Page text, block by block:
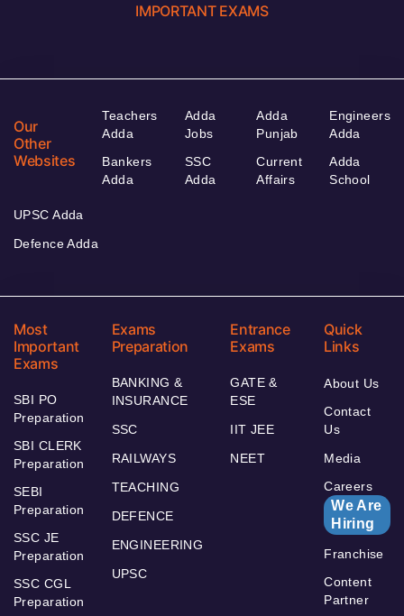
IMPORTANT EXAMS
Our
Other
Websites
Teachers
Adda
Bankers
Adda
Adda
Jobs
SSC
Adda
Adda
Punjab
Current
Affairs
Engineers
Adda
Adda
School
UPSC Adda
Defence Adda
Most
Important
Exams
SBI PO
Preparation
SBI CLERK
Preparation
SEBI
Preparation
SSC JE
Preparation
SSC CGL
Preparation
Exams
Preparation
BANKING &
INSURANCE
SSC
RAILWAYS
TEACHING
DEFENCE
ENGINEERING
UPSC
Entrance
Exams
GATE &
ESE
IIT JEE
NEET
Quick
Links
About Us
Contact
Us
Media
Careers
We Are
Hiring
Franchise
Content
Partner